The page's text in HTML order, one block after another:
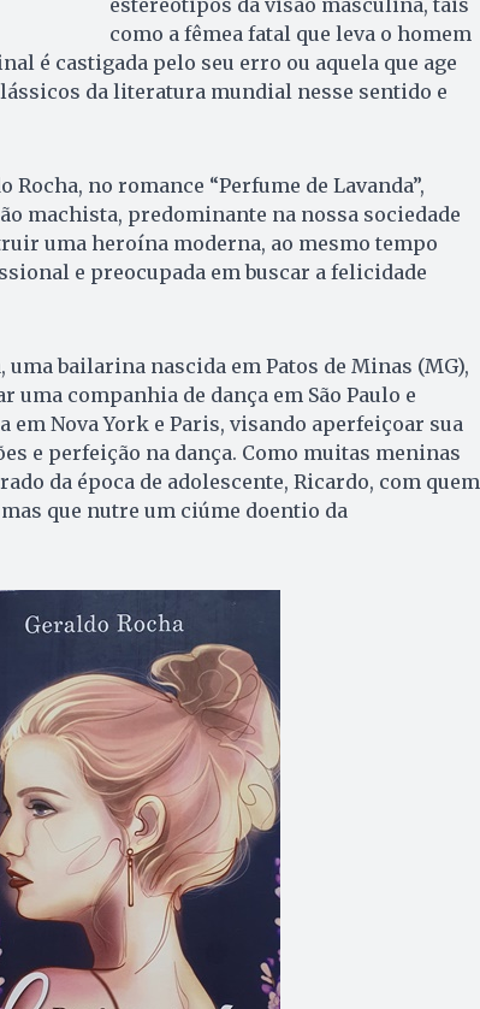
como a fêmea fatal que leva o homem
é castigada pelo seu erro ou aquela que age
da literatura mundial nesse sentido e
no romance “Perfume de Lavanda”,
machista, predominante na nossa sociedade
uma heroína moderna, ao mesmo tempo
e preocupada em buscar a felicidade
uma bailarina nascida em Patos de Minas (MG),
uma companhia de dança em São Paulo e
em Nova York e Paris, visando aperfeiçoar sua
e perfeição na dança. Como muitas meninas
da época de adolescente, Ricardo, com quem
que nutre um ciúme doentio da